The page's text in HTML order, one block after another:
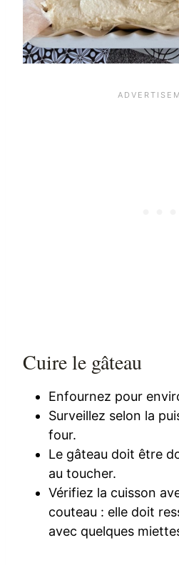
Cuire le gâteau
Enfournez pour
Surveillez selon la
four.
Le gâteau doit être
au toucher.
Vérifiez la cuisson
couteau : elle doit
avec quelques